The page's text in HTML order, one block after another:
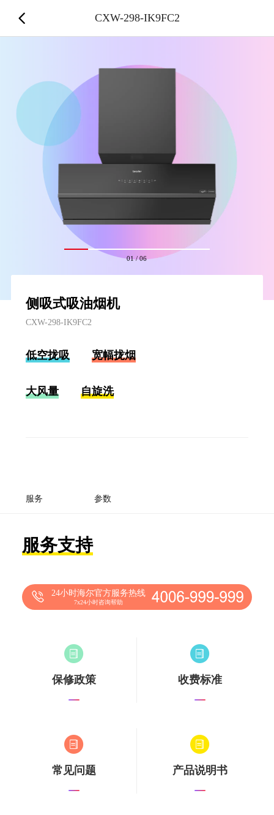
01/06
侧吸式吸油烟机
CXW-298-IK9FC2
低空拢吸 宽幅拢烟
大风量 自旋洗
服务 参数
服务支持
24小时海尔官方服务热线
7x24小时咨询帮助
保修政策 收费标准
常见问题 产品说明书
CXW-298-IK9FC2